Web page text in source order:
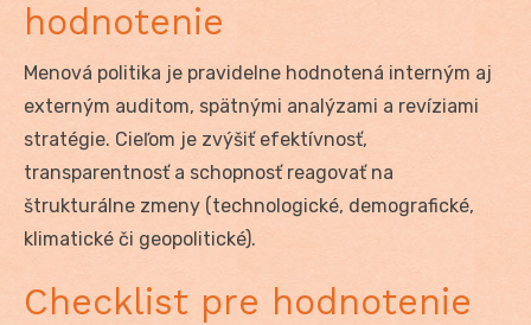
hodnotenie
Menová politika je pravidelne hodnotená interným aj
externým auditom, spätnými analýzami a revíziami
stratégie. Cieľom je zvýšiť efektívnosť,
transparentnosť a schopnosť reagovať na
štrukturálne zmeny (technologické, demografické,
klimatické či geopolitické).
Checklist pre hodnotenie